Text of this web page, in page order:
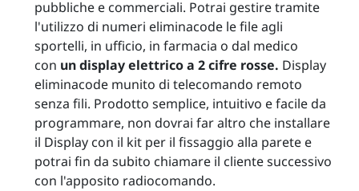
pubbliche e commerciali. Potrai gestire tramite
l'utilizzo di numeri eliminacode le file agli
sportelli, in ufficio, in farmacia o dal medico
con un display elettrico a 2 cifre rosse. Display
eliminacode munito di telecomando remoto
senza fili. Prodotto semplice, intuitivo e facile da
programmare, non dovrai far altro che installare
il Display con il kit per il fissaggio alla parete e
potrai fin da subito chiamare il cliente successivo
con l'apposito radiocomando.